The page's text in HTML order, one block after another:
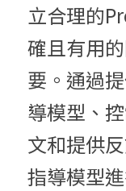
立合理的
確且有用
要。通過
導模型、
文和提供
指導模型